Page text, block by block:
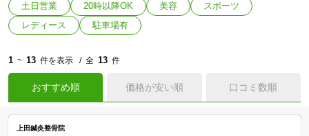
土日営業 20時以降OK 美容
スポーツ
レディース
駐車場有
1 ~ 13 件を表示 全 13 件
おすすめ順 価格が安い順 口コミ数順
上田鍼灸整骨院